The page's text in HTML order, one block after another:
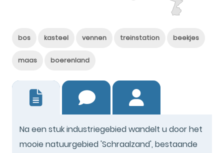
bos kasteel vennen treinstation beekjes
maas boerenland
Na een stuk industriegebied wandelt u door het
mooie natuurgebied 'Schraalzand', bestaande